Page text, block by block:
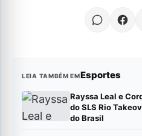
LEIA TAMBÉM EMEsportes
Rayssa Leal e
do SLS Rio
do Brasil